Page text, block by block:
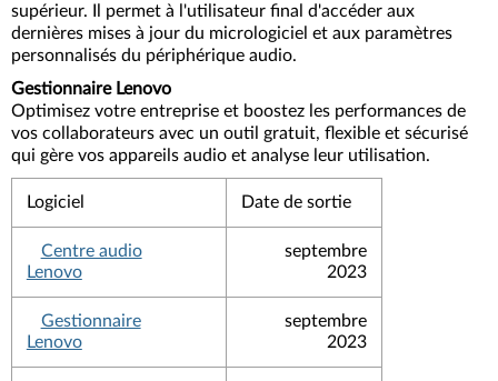
supérieur. Il permet à l'utilisateur final d'accéder aux
dernières mises à jour du micrologiciel et aux paramètres
personnalisés du périphérique audio.
Gestionnaire Lenovo
Optimisez votre entreprise et boostez les performances de
vos collaborateurs avec un outil gratuit, flexible et sécurisé
qui gère vos appareils audio et analyse leur utilisation.
Logiciel Date de sortie
Centre audio
Lenovo
septembre
2023
Gestionnaire
Lenovo
septembre
2023